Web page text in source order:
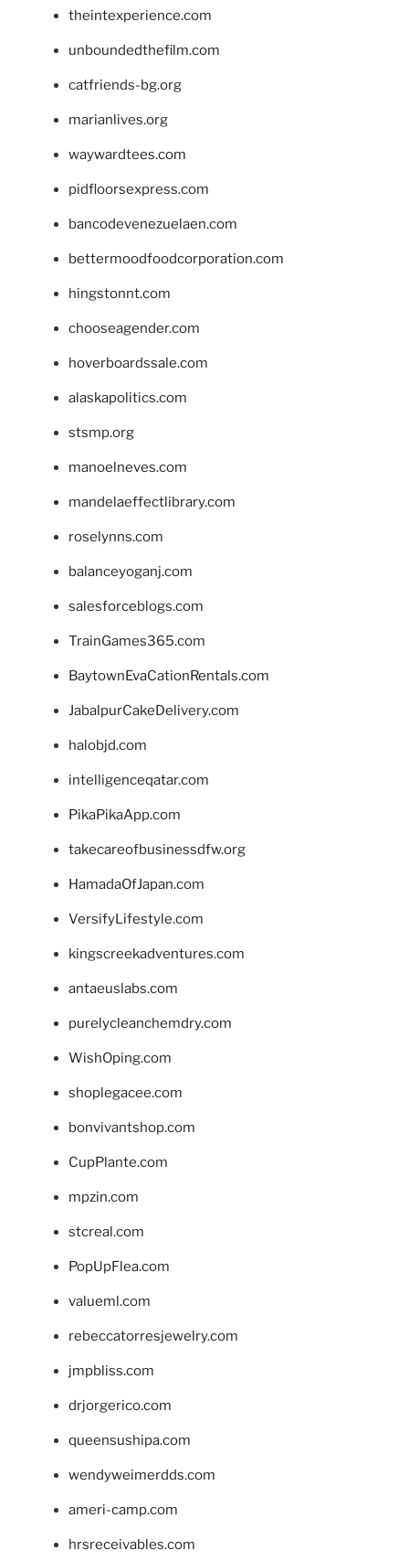
theintexperience.com
unboundedthefilm.com
catfriends-bg.org
marianlives.org
waywardtees.com
pidfloorsexpress.com
bancodevenezuelaen.com
bettermoodfoodcorporation.com
hingstonnt.com
chooseagender.com
hoverboardssale.com
alaskapolitics.com
stsmp.org
manoelneves.com
mandelaeffectlibrary.com
roselynns.com
balanceyoganj.com
salesforceblogs.com
TrainGames365.com
BaytownEvaCationRentals.com
JabalpurCakeDelivery.com
halobjd.com
intelligenceqatar.com
PikaPikaApp.com
takecareofbusinessdfw.org
HamadaOfJapan.com
VersifyLifestyle.com
kingscreekadventures.com
antaeuslabs.com
purelycleanchemdry.com
WishOping.com
shoplegacee.com
bonvivantshop.com
CupPlante.com
mpzin.com
stcreal.com
PopUpFlea.com
valueml.com
rebeccatorresjewelry.com
jmpbliss.com
drjorgerico.com
queensushipa.com
wendyweimerdds.com
ameri-camp.com
hrsreceivables.com